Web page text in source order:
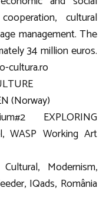
cultural
management. The
34 million euros.
cultura.ro
(Norway)
EXPLORING
WASP Working Art
Modernism,
IQads, România